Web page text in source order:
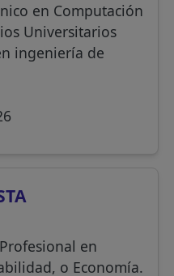
en Computación
Universitarios
ingeniería de
en
o Economía.